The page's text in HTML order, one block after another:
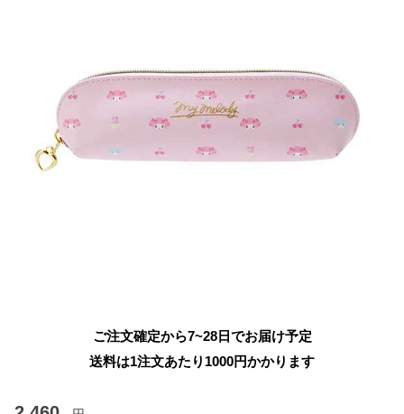
ご注文確定から7~28日でお届け予定
送料は1注文あたり 1000円かかります